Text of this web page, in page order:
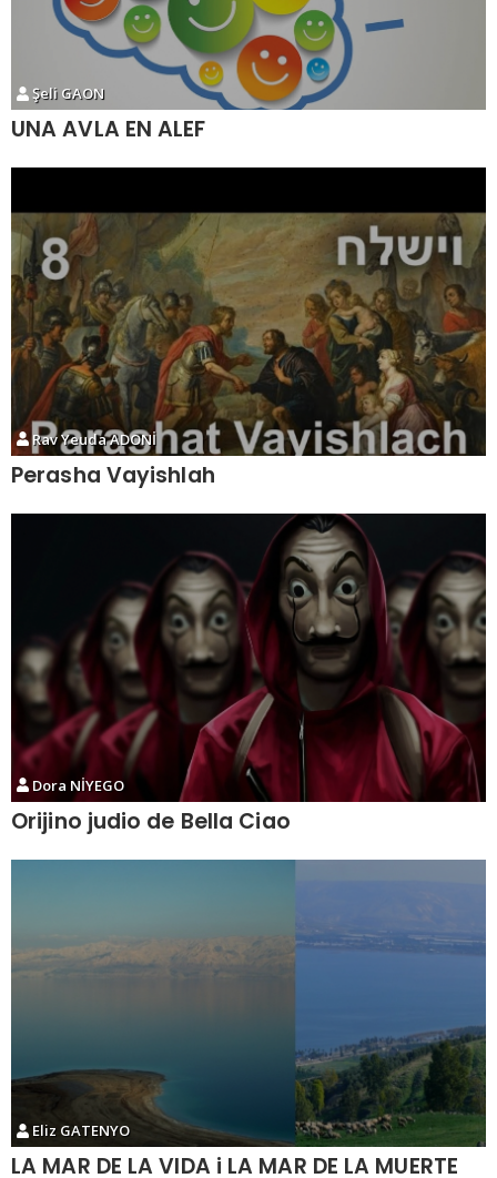
Şeli GAON
UNA AVLA EN ALEF
Rav Yeuda ADONİ
Perasha Vayishlah
Dora NİYEGO
Orijino judio de Bella Ciao
Eliz GATENYO
LA MAR DE LA VIDA i LA MAR DE LA MUERTE